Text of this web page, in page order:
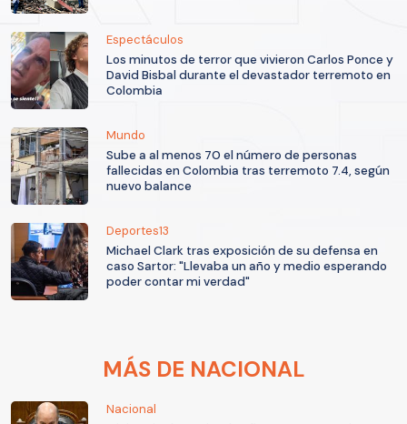
Espectáculos
Los minutos de terror que vivieron Carlos Ponce y
David Bisbal durante el devastador terremoto en
Colombia
Mundo
Sube a al menos 70 el número de personas
fallecidas en Colombia tras terremoto 7.4, según
nuevo balance
Deportes13
Michael Clark tras exposición de su defensa en
caso Sartor: "Llevaba un año y medio esperando
poder contar mi verdad"
MÁS DE NACIONAL
Nacional